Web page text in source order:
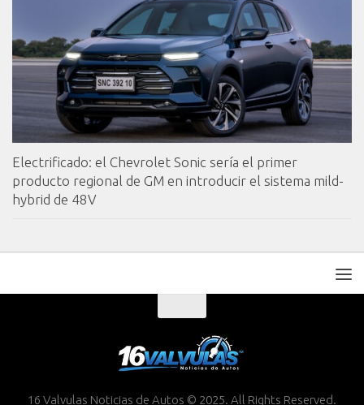
Electrificado: el Chevrolet Sonic sería el primer
producto regional de GM en introducir el sistema mild-
hybrid de 48V
16 Valvulas Noticias de Autos © 2025. All Rights Reserved.